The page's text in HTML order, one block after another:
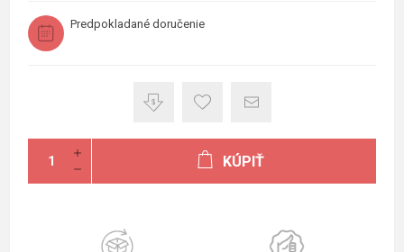
Predpokladané doručenie
KÚPIŤ